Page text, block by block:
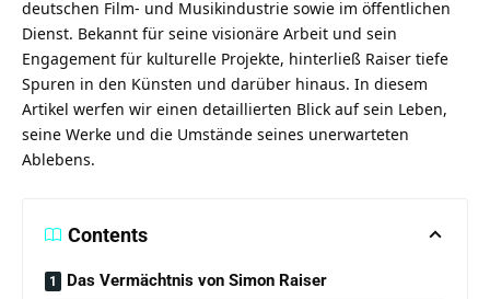
deutschen Film- und Musikindustrie sowie im öffentlichen
Dienst. Bekannt für seine visionäre Arbeit und sein
Engagement für kulturelle Projekte, hinterließ Raiser tiefe
Spuren in den Künsten und darüber hinaus. In diesem
Artikel werfen wir einen detaillierten Blick auf sein Leben,
seine Werke und die Umstände seines unerwarteten
Ablebens.
Contents
Das Vermächtnis von Simon Raiser